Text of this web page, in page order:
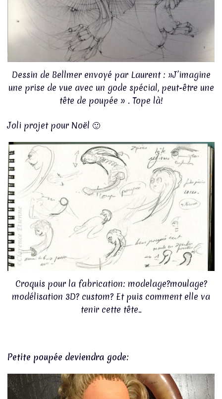
Dessin de Bellmer envoyé par Laurent : »J’imagine
une prise de vue avec un gode spécial, peut-être une
tête de poupée » . Tope là!
Joli projet pour Noël 🙂
Croquis pour la fabrication: modelage?moulage?
modélisation 3D? custom? Et puis comment elle va
tenir cette tête..
Petite poupée deviendra gode: